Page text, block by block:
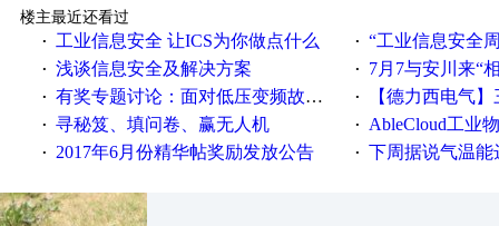
楼主最近还看过
·
工业信息安全 让ICS为你做点什么 · “工业信息安全周之我见”
· 浅谈信息安全及解决方案 · 7月7与安川来“
· 有奖专题讨论：面对低压变频故障，老手是这样解决的！ · 【德力西电气】三
· 寻秘笈、填问卷、赢无人机 · AbleCloud工业物联
· 2017年6月份精华帖奖励发放公告 · 下周据说气温能